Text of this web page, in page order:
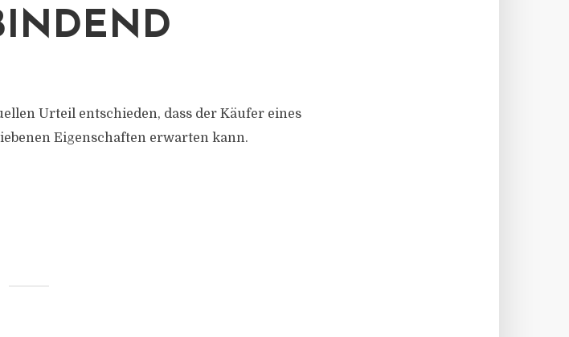
Urteil entschieden, dass der Käufer eines
Eigenschaften erwarten kann.